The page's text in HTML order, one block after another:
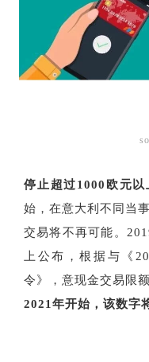
停止超过1000欧元以
始，在意大利不同当
交易将不再可能。
上公布，根据与《
令》，意现金交易限
2021年开始，该数字